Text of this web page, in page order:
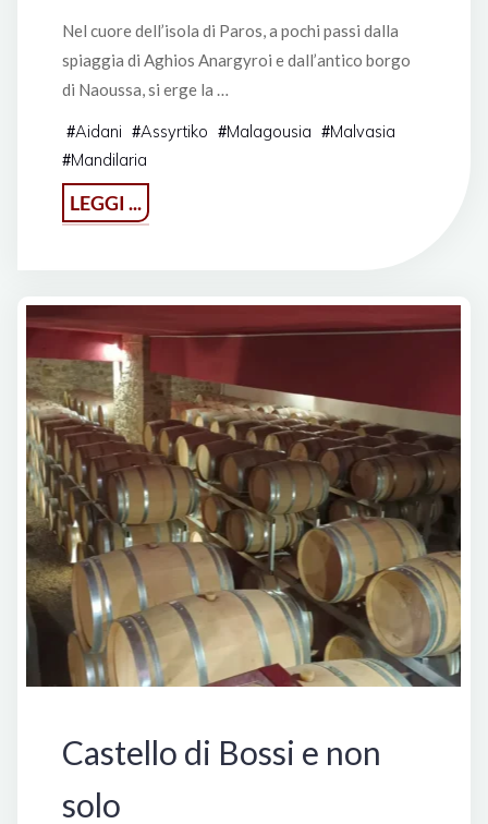
Nel cuore dell’isola di Paros, a pochi passi dalla
spiaggia di Aghios Anargyroi e dall’antico borgo
di Naoussa, si erge la …
#Aidani #Assyrtiko #Malagousia #Malvasia
#Mandilaria
LEGGI ...
Moraitis
Castello di Bossi e non
solo